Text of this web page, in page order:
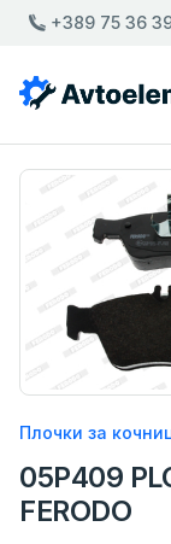
+389 75 36
Плочки за
05P409
FERODO